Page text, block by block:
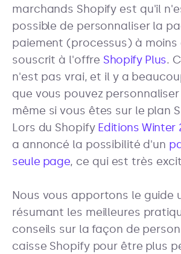
marchands Shopify est qu'il
possible de personnaliser la
paiement (processus) à moins
souscrit à l'offre Shopify Plus.
n'est pas vrai, et il y a
que vous pouvez
même si vous êtes sur le plan
Lors du Shopify Editions Winter
a annoncé la possibilité d'un
seule page, ce qui est très
Nous vous apportons le guide
résumant les meilleures
conseils sur la façon de
caisse Shopify pour être plus